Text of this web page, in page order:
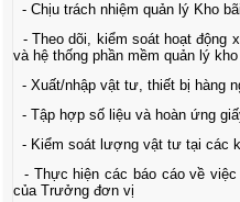
- Chịu trách nhiệm quản lý Kho
- Theo dõi, kiểm soát hoạt động
và hệ thống phần mềm quản lý kho
- Xuất/nhập vật tư, thiết bị hàng
- Tập hợp số liệu và hoàn ứng
- Kiểm soát lượng vật tư tại các
- Thực hiện các báo cáo về
của Trưởng đơn vị